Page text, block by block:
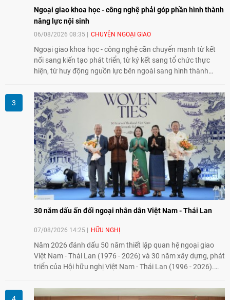
Ngoại giao khoa học - công nghệ phải góp phần hình thành
năng lực nội sinh
06/08/2026 08:35 CHUYỆN NGOẠI GIAO
Ngoại giao khoa học - công nghệ cần chuyển mạnh từ kết
nối sang kiến tạo phát triển, từ ký kết sang tổ chức thực
hiện, từ huy động nguồn lực bên ngoài sang hình thành
nghệ, đổi mới sáng tạo và chuyển đổi số trở thành động lực
phát triển đất nước.
30 năm dấu ấn đối ngoại nhân dân Việt Nam - Thái Lan
07/08/2026 14:25 HỮU NGHỊ
Năm 2026 đánh dấu 50 năm thiết lập quan hệ ngoại giao
Việt Nam - Thái Lan (1976 - 2026) và 30 năm xây dựng, phát
triển của Hội hữu nghị Việt Nam - Thái Lan (1996 - 2026).
tình hữu nghị, đồng thời từng bước mở rộng hoạt động từ